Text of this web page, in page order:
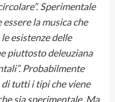
Sperimentale
la musica che
esistenze delle
piuttosto deleuziana
Probabilmente
tutti i tipi che viene
sia sperimentale. Ma